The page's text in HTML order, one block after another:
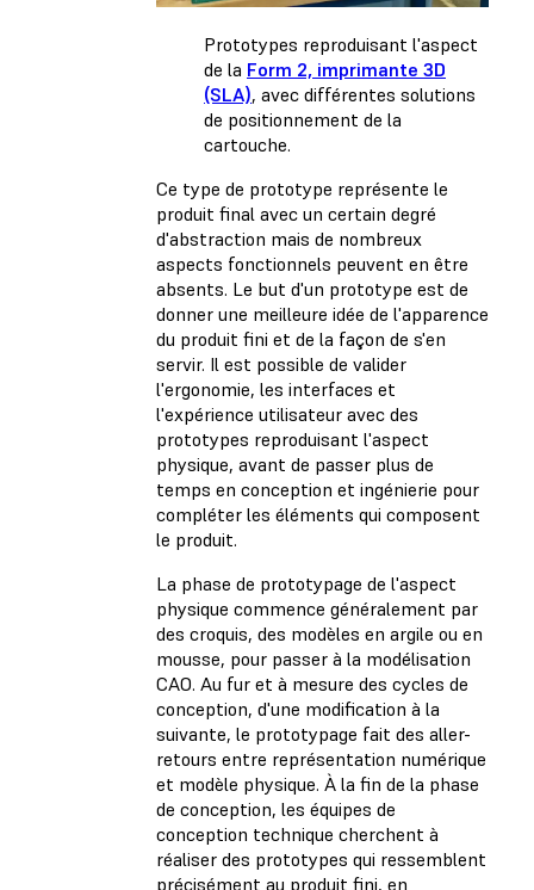
Prototypes reproduisant l'aspect
de la Form 2, imprimante 3D
(SLA), avec différentes solutions
de positionnement de la
cartouche.
Ce type de prototype représente le
produit final avec un certain degré
d'abstraction mais de nombreux
aspects fonctionnels peuvent en être
absents. Le but d'un prototype est de
donner une meilleure idée de l'apparence
du produit fini et de la façon de s'en
servir. Il est possible de valider
l'ergonomie, les interfaces et
l'expérience utilisateur avec des
prototypes reproduisant l'aspect
physique, avant de passer plus de
temps en conception et ingénierie pour
compléter les éléments qui composent
le produit.
La phase de prototypage de l'aspect
physique commence généralement par
des croquis, des modèles en argile ou en
mousse, pour passer à la modélisation
CAO. Au fur et à mesure des cycles de
conception, d'une modification à la
suivante, le prototypage fait des aller-
retours entre représentation numérique
et modèle physique. À la fin de la phase
de conception, les équipes de
conception technique cherchent à
réaliser des prototypes qui ressemblent
précisément au produit fini, en